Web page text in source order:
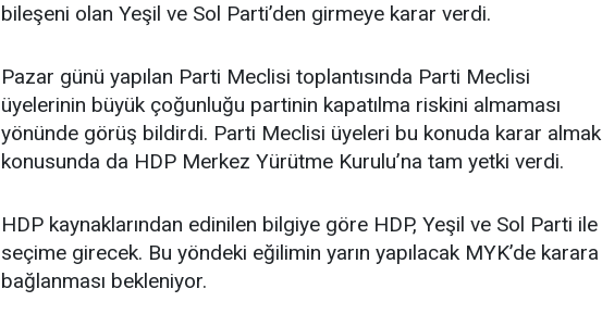
bileşeni olan Yeşil ve Sol Parti’den girmeye karar verdi.
Pazar günü yapılan Parti Meclisi toplantısında Parti Meclisi
üyelerinin büyük çoğunluğu partinin kapatılma riskini almaması
yönünde görüş bildirdi. Parti Meclisi üyeleri bu konuda karar almak
konusunda da HDP Merkez Yürütme Kurulu’na tam yetki verdi.
HDP kaynaklarından edinilen bilgiye göre HDP, Yeşil ve Sol Parti ile
seçime girecek. Bu yöndeki eğilimin yarın yapılacak MYK’de karara
bağlanması bekleniyor.